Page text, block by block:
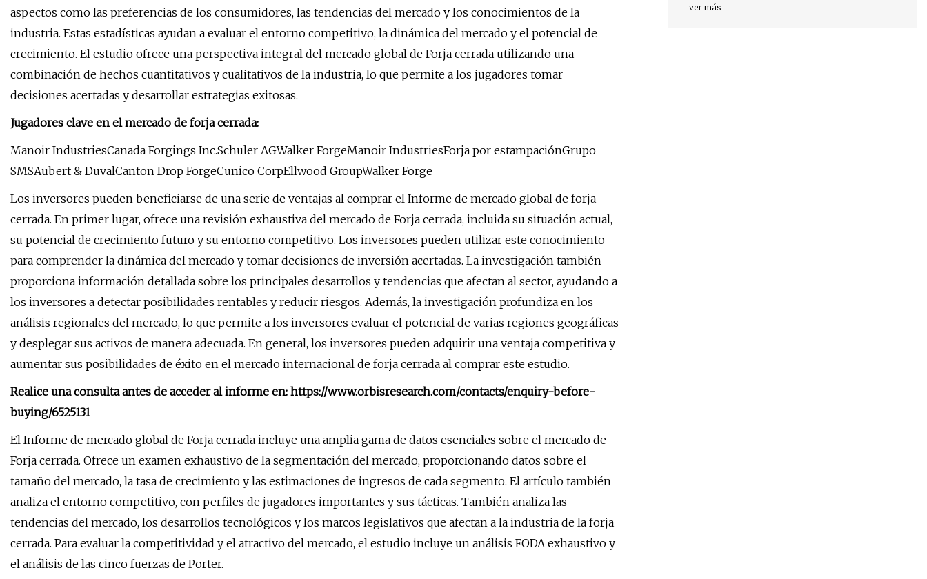
aspectos como las preferencias de los consumidores, las tendencias del mercado y los conocimientos de la
industria. Estas estadísticas ayudan a evaluar el entorno competitivo, la dinámica del mercado y el potencial de
crecimiento. El estudio ofrece una perspectiva integral del mercado global de Forja cerrada utilizando una
combinación de hechos cuantitativos y cualitativos de la industria, lo que permite a los jugadores tomar
decisiones acertadas y desarrollar estrategias exitosas.
Jugadores clave en el mercado de forja cerrada:
Manoir IndustriesCanada Forgings Inc.Schuler AGWalker ForgeManoir IndustriesForja por estampaciónGrupo
SMSAubert & DuvalCanton Drop ForgeCunico CorpEllwood GroupWalker Forge
Los inversores pueden beneficiarse de una serie de ventajas al comprar el Informe de mercado global de forja
cerrada. En primer lugar, ofrece una revisión exhaustiva del mercado de Forja cerrada, incluida su situación actual,
su potencial de crecimiento futuro y su entorno competitivo. Los inversores pueden utilizar este conocimiento
para comprender la dinámica del mercado y tomar decisiones de inversión acertadas. La investigación también
proporciona información detallada sobre los principales desarrollos y tendencias que afectan al sector, ayudando a
los inversores a detectar posibilidades rentables y reducir riesgos. Además, la investigación profundiza en los
análisis regionales del mercado, lo que permite a los inversores evaluar el potencial de varias regiones geográficas
y desplegar sus activos de manera adecuada. En general, los inversores pueden adquirir una ventaja competitiva y
aumentar sus posibilidades de éxito en el mercado internacional de forja cerrada al comprar este estudio.
Realice una consulta antes de acceder al informe en: https://www.orbisresearch.com/contacts/enquiry-before-
buying/6525131
El Informe de mercado global de Forja cerrada incluye una amplia gama de datos esenciales sobre el mercado de
Forja cerrada. Ofrece un examen exhaustivo de la segmentación del mercado, proporcionando datos sobre el
tamaño del mercado, la tasa de crecimiento y las estimaciones de ingresos de cada segmento. El artículo también
analiza el entorno competitivo, con perfiles de jugadores importantes y sus tácticas. También analiza las
tendencias del mercado, los desarrollos tecnológicos y los marcos legislativos que afectan a la industria de la forja
cerrada. Para evaluar la competitividad y el atractivo del mercado, el estudio incluye un análisis FODA exhaustivo y
el análisis de las cinco fuerzas de Porter.
ver más